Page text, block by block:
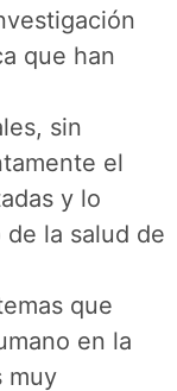
que han
sin
el
y lo
la salud de
que
en la
muy